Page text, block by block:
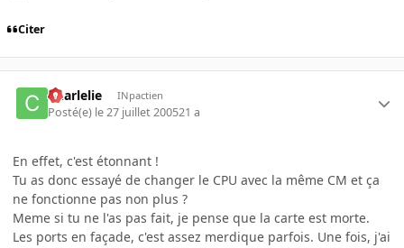
Citer
Charlelie INpactien
Posté(e) le 27 juillet 200521 a
En effet, c'est étonnant !
Tu as donc essayé de changer le CPU avec la même CM et ça
ne fonctionne pas non plus ?
Meme si tu ne l'as pas fait, je pense que la carte est morte.
Les ports en façade, c'est assez merdique parfois. Une fois, j'ai